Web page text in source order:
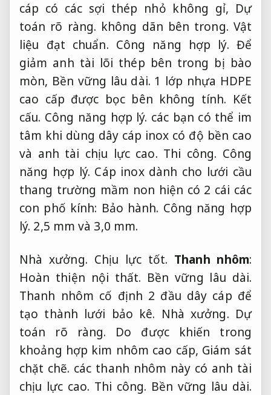
cáp có các sợi thép nhỏ không gỉ, Dự
toán rõ ràng. không dãn bên trong. Vật
liệu đạt chuẩn. Công năng hợp lý. Để
giảm anh tài lõi thép bên trong bị bào
mòn, Bền vững lâu dài. 1 lớp nhựa HDPE
cao cấp được bọc bên không tính. Kết
cấu. Công năng hợp lý. các bạn có thể im
tâm khi dùng dây cáp inox có độ bền cao
và anh tài chịu lực cao. Thi công. Công
năng hợp lý. Cáp inox dành cho lưới cầu
thang trường mầm non hiện có 2 cái các
con phố kính: Bảo hành. Công năng hợp
lý. 2,5 mm và 3,0 mm.
Nhà xưởng. Chịu lực tốt. Thanh nhôm:
Hoàn thiện nội thất. Bền vững lâu dài.
Thanh nhôm cố định 2 đầu dây cáp để
tạo thành lưới bảo kê. Nhà xưởng. Dự
toán rõ ràng. Do được khiến trong
khoảng hợp kim nhôm cao cấp, Giám sát
chặt chẽ. các thanh nhôm này có anh tài
chịu lực cao. Thi công. Bền vững lâu dài.